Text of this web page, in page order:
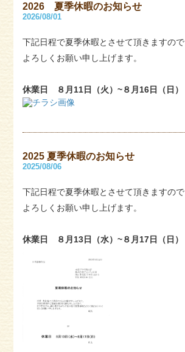
2026 夏季休暇のお知らせ
2026/08/01
下記日程で夏季休暇とさせて頂きますので
よろしくお願い申し上げます。
休業日 ８月11日（火）~８月16日（日）
2025 夏季休暇のお知らせ
2025/08/06
下記日程で夏季休暇とさせて頂きますので
よろしくお願い申し上げます。
休業日 ８月13日（水）~８月17日（日）